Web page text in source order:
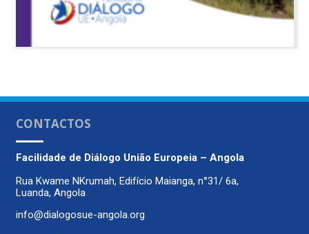
CONTACTOS
Facilidade de Diálogo União Europeia – Angola
Rua Kwame NKrumah, Edifício Maianga, n°31/ 6a,
Luanda, Angola
info@dialogosue-angola.org